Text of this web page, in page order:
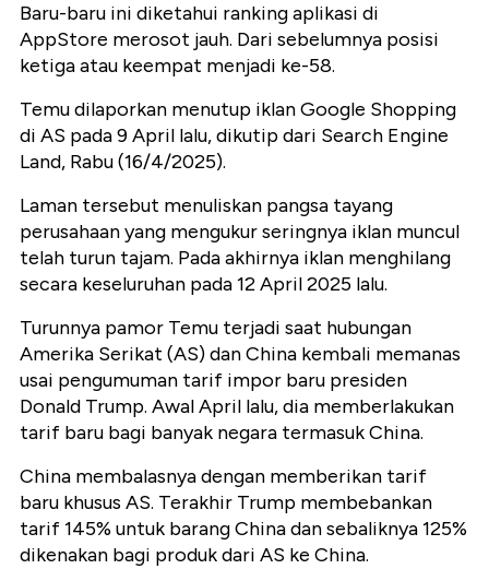
Baru-baru ini diketahui ranking aplikasi di
AppStore merosot jauh. Dari sebelumnya posisi
ketiga atau keempat menjadi ke-58.
Temu dilaporkan menutup iklan Google Shopping
di AS pada 9 April lalu, dikutip dari Search Engine
Land, Rabu (16/4/2025).
Laman tersebut menuliskan pangsa tayang
perusahaan yang mengukur seringnya iklan muncul
telah turun tajam. Pada akhirnya iklan menghilang
secara keseluruhan pada 12 April 2025 lalu.
Turunnya pamor Temu terjadi saat hubungan
Amerika Serikat (AS) dan China kembali memanas
usai pengumuman tarif impor baru presiden
Donald Trump. Awal April lalu, dia memberlakukan
tarif baru bagi banyak negara termasuk China.
China membalasnya dengan memberikan tarif
baru khusus AS. Terakhir Trump membebankan
tarif 145% untuk barang China dan sebaliknya 125%
dikenakan bagi produk dari AS ke China.